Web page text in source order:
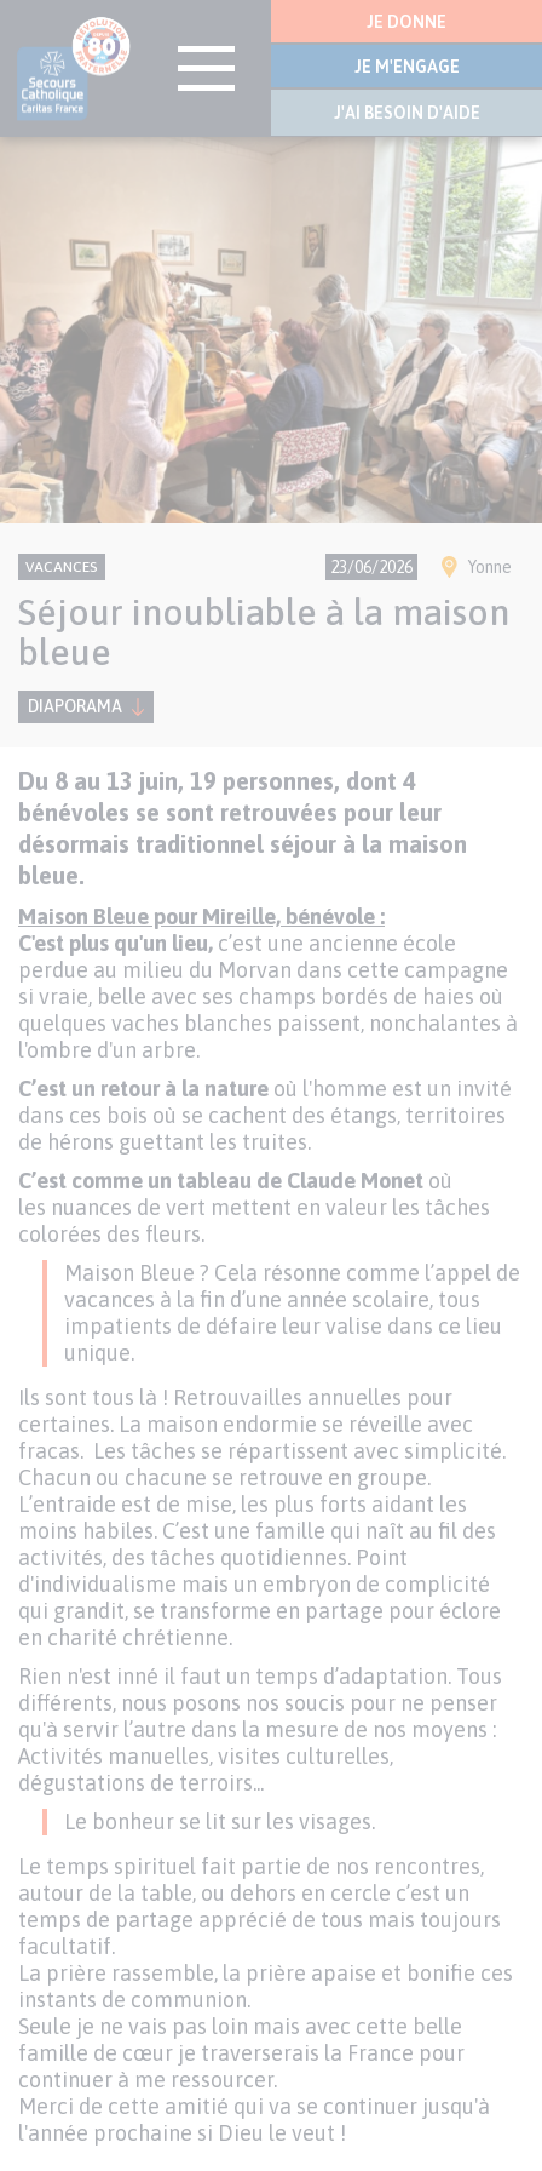
Aller
latérale
JE DONNE
JE M'ENGAGE
J'AI BESOIN D'AIDE
Visuel
CONTENU
NATIONAL
Thème
VACANCES 23/06/2026 Ville(s)
Yonne
Séjour inoubliable à la maison
bleue
DIAPORAMA
Paragraphes
de
contenu
Texte
Du 8 au 13 juin, 19 personnes, dont 4
bénévoles se sont retrouvées pour leur
désormais traditionnel séjour à la maison
bleue.
Maison Bleue pour Mireille, bénévole :
C'est plus qu'un lieu, c’est une ancienne école
perdue au milieu du Morvan dans cette campagne
si vraie, belle avec ses champs bordés de haies où
quelques vaches blanches paissent, nonchalantes à
l'ombre d'un arbre.
C’est un retour à la nature où l'homme est un invité
dans ces bois où se cachent des étangs, territoires
de hérons guettant les truites.
C’est comme un tableau de Claude Monet où
les nuances de vert mettent en valeur les tâches
colorées des fleurs.
Maison Bleue ? Cela résonne comme l’appel de
vacances à la fin d’une année scolaire, tous
impatients de défaire leur valise dans ce lieu
unique.
Ils sont tous là ! Retrouvailles annuelles pour
certaines. La maison endormie se réveille avec
fracas. Les tâches se répartissent avec simplicité.
Chacun ou chacune se retrouve en groupe.
L’entraide est de mise, les plus forts aidant les
moins habiles. C’est une famille qui naît au fil des
activités, des tâches quotidiennes. Point
d'individualisme mais un embryon de complicité
qui grandit, se transforme en partage pour éclore
en charité chrétienne.
Rien n'est inné il faut un temps d’adaptation. Tous
différents, nous posons nos soucis pour ne penser
qu'à servir l’autre dans la mesure de nos moyens :
Activités manuelles, visites culturelles,
dégustations de terroirs...
Le bonheur se lit sur les visages.
Le temps spirituel fait partie de nos rencontres,
autour de la table, ou dehors en cercle c’est un
temps de partage apprécié de tous mais toujours
facultatif.
La prière rassemble, la prière apaise et bonifie ces
instants de communion.
Seule je ne vais pas loin mais avec cette belle
famille de cœur je traverserais la France pour
continuer à me ressourcer.
Merci de cette amitié qui va se continuer jusqu'à
l'année prochaine si Dieu le veut !